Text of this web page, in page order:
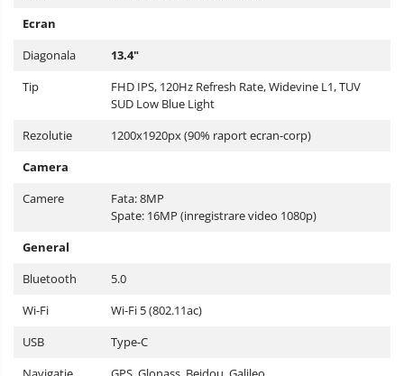
Ecran
Diagonala
13.4"
Tip
FHD IPS, 120Hz Refresh Rate, Widevine L1, TUV
SUD Low Blue Light
Rezolutie
1200x1920px (90% raport ecran-corp)
Camera
Camere
Fata: 8MP
Spate: 16MP (inregistrare video 1080p)
General
Bluetooth
5.0
Wi-Fi
Wi-Fi 5 (802.11ac)
USB
Type-C